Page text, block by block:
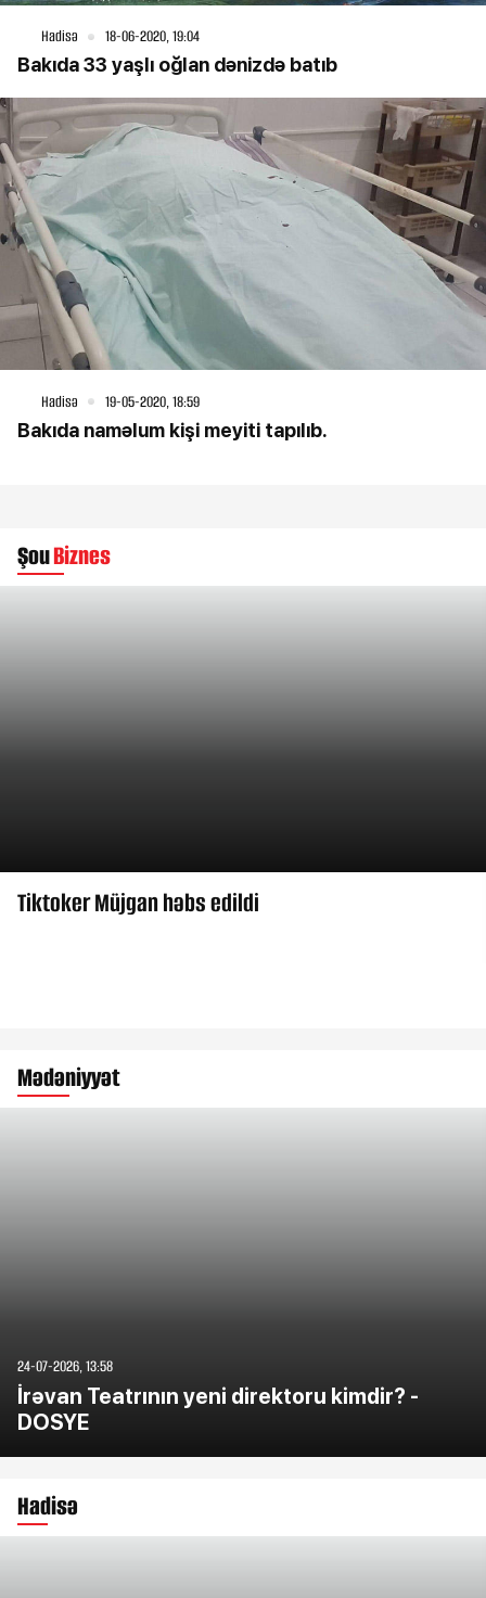
Hadisə 18-06-2020, 19:04
Bakıda 33 yaşlı oğlan dənizdə batıb
Hadisə 19-05-2020, 18:59
Bakıda naməlum kişi meyiti tapılıb.
ŞouBiznes
Tiktoker Müjgan həbs edildi
Mədəniyyət
24-07-2026, 13:58
İrəvan Teatrının yeni direktoru kimdir? -
DOSYE
Hadisə